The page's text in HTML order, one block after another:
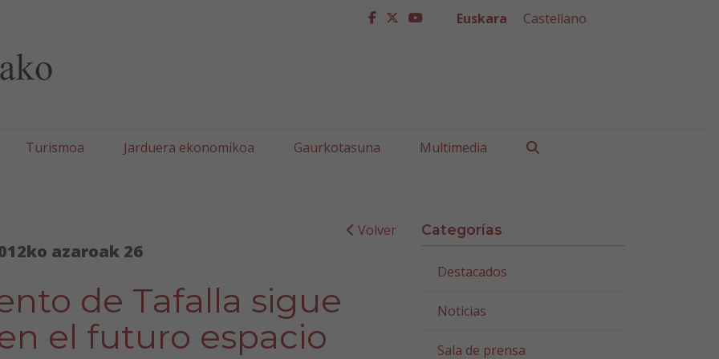
facebook
twitter
youtube
Euskara Castellano
Turismoa Jarduera ekonomikoa Gaurkotasuna Multimedia
Volver
azaroak 26
de Tafalla sigue
el futuro espacio
Categorías
Destacados
Noticias
Sala de prensa